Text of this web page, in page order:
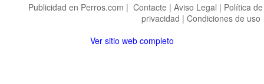
Publicidad en Perros.com | Contacte | Aviso Legal | Política de
privacidad | Condiciones de uso
Ver sitio web completo